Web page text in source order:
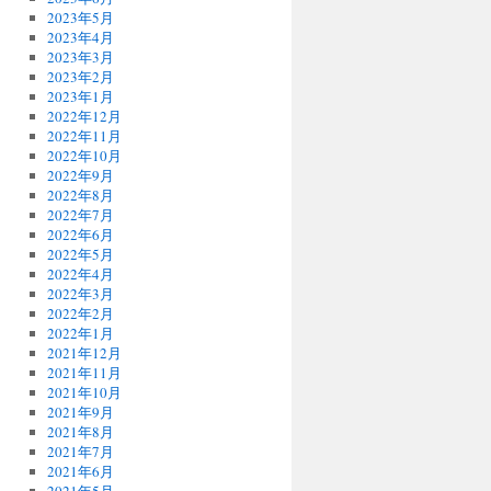
2023年5月
2023年4月
2023年3月
2023年2月
2023年1月
2022年12月
2022年11月
2022年10月
2022年9月
2022年8月
2022年7月
2022年6月
2022年5月
2022年4月
2022年3月
2022年2月
2022年1月
2021年12月
2021年11月
2021年10月
2021年9月
2021年8月
2021年7月
2021年6月